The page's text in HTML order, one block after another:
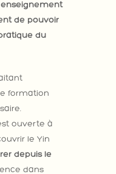
de pouvoir
du
formation
ouverte à
le Yin
depuis le
dans